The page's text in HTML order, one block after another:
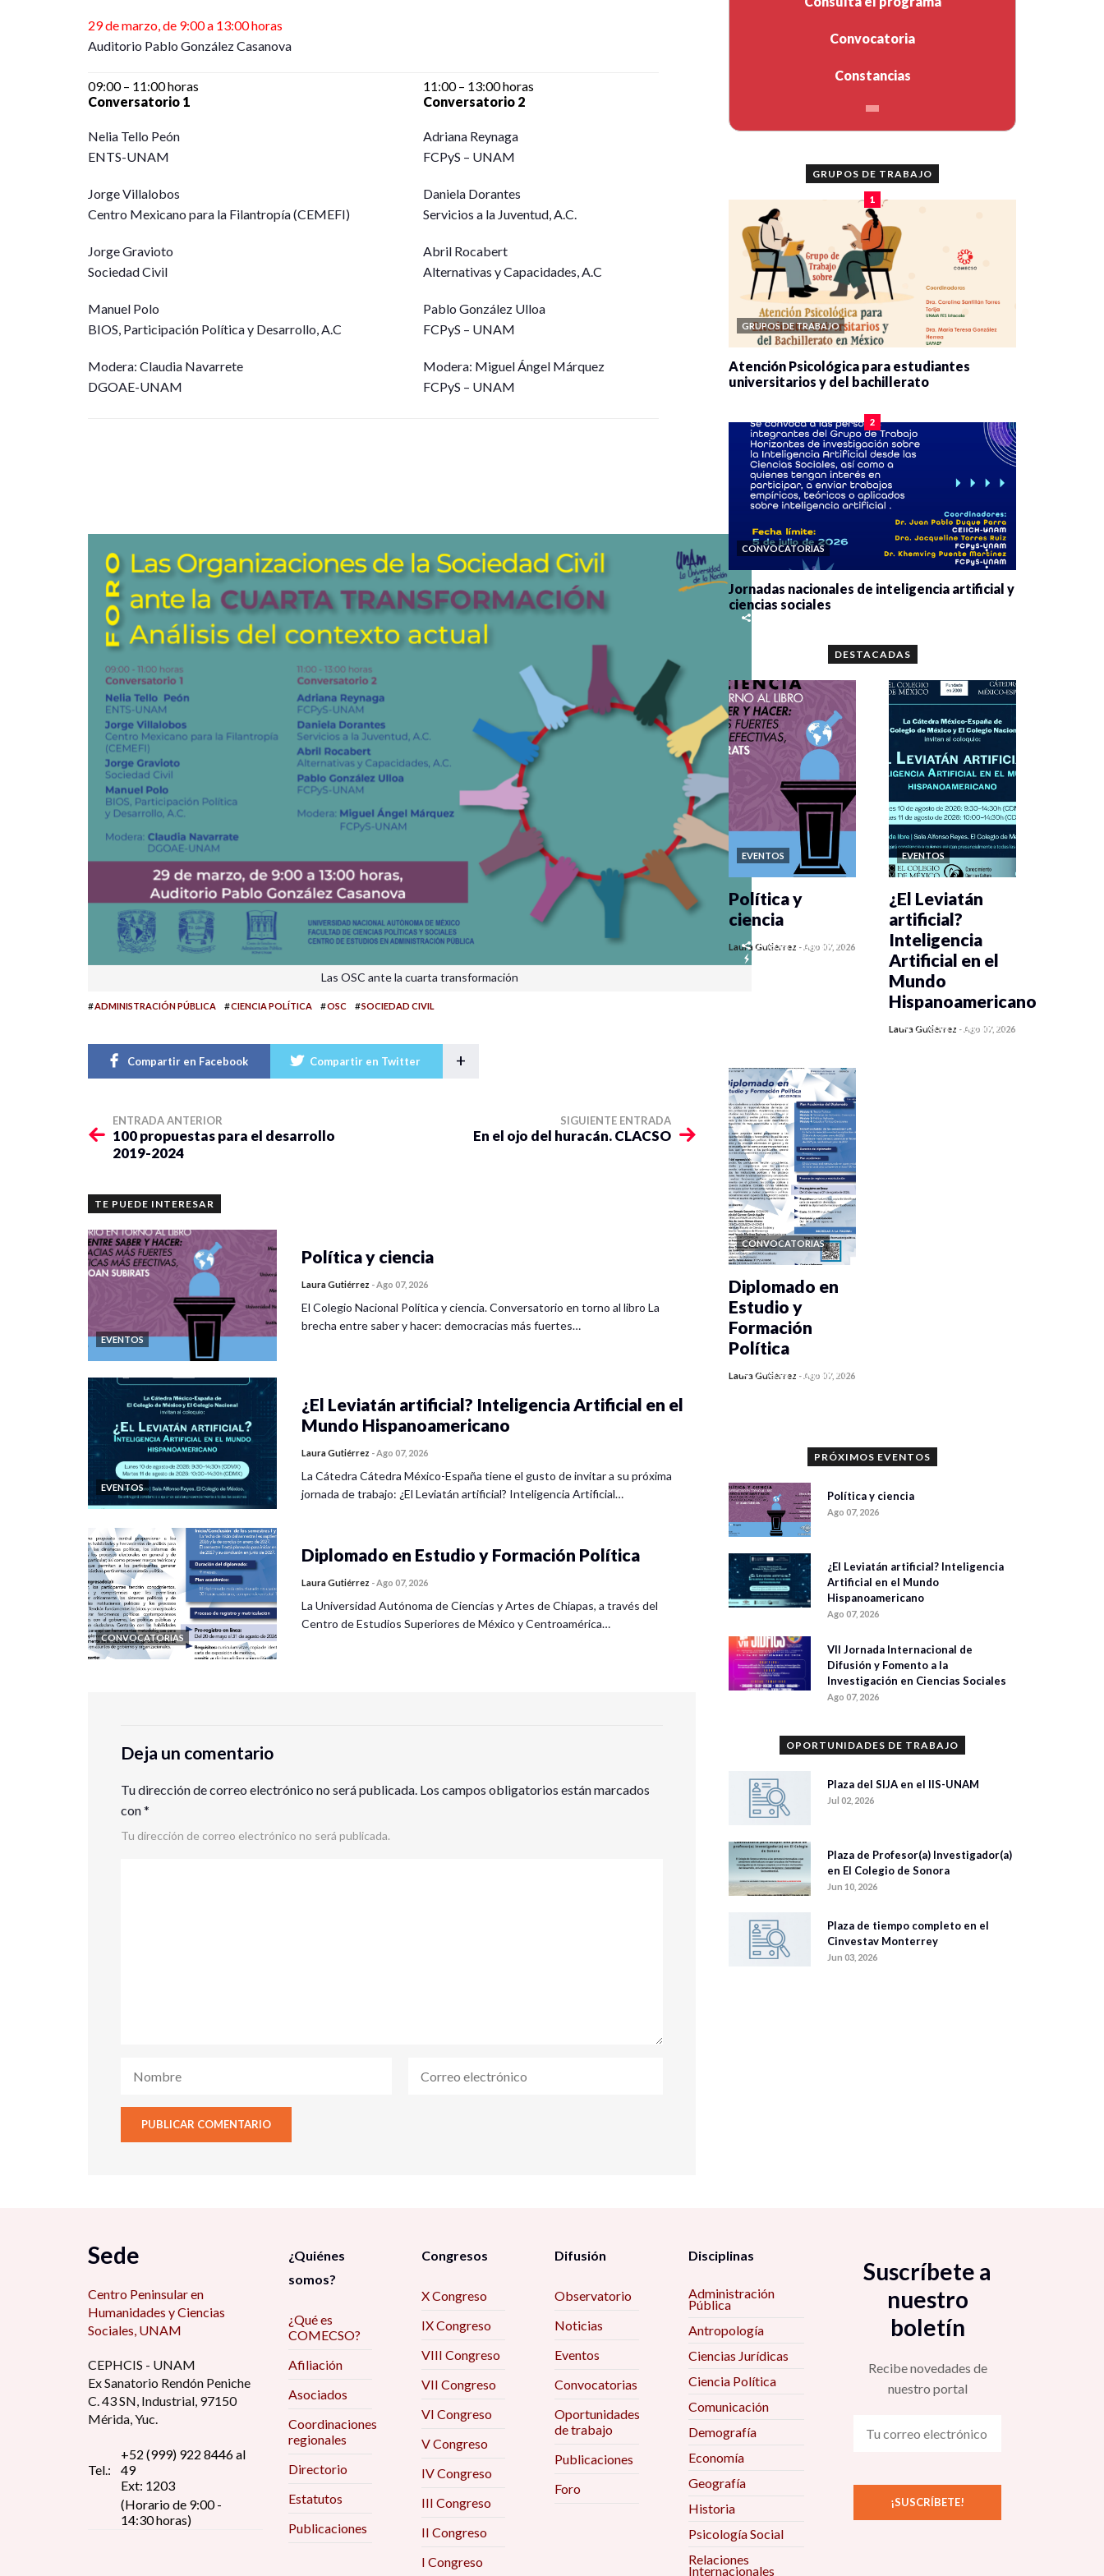
29 de marzo, de 9:00 a 13:00 horas
Auditorio Pablo González Casanova
09:00 – 11:00 horas
Conversatorio 1
Nelia Tello Peón
ENTS-UNAM
Jorge Villalobos
Centro Mexicano para la Filantropía (CEMEFI)
Jorge Gravioto
Sociedad Civil
Manuel Polo
BIOS, Participación Política y Desarrollo, A.C
Modera: Claudia Navarrete
DGOAE-UNAM
11:00 – 13:00 horas
Conversatorio 2
Adriana Reynaga
FCPyS – UNAM
Daniela Dorantes
Servicios a la Juventud, A.C.
Abril Rocabert
Alternativas y Capacidades, A.C
Pablo González Ulloa
FCPyS – UNAM
Modera: Miguel Ángel Márquez
FCPyS – UNAM
Las OSC ante la cuarta transformación
#ADMINISTRACIÓN PÚBLICA #CIENCIA POLÍTICA #OSC #SOCIEDAD CIVIL
Compartir en Facebook Compartir en Twitter +
ENTRADA ANTERIOR
100 propuestas para el desarrollo
2019-2024
SIGUIENTE ENTRADA
En el ojo del huracán. CLACSO
TE PUEDE INTERESAR
EVENTOS
Política y ciencia
Laura Gutiérrez -Ago 07, 2026
El Colegio Nacional Política y ciencia. Conversatorio en torno al libro La
brecha entre saber y hacer: democracias más fuertes…
EVENTOS
¿El Leviatán artificial? Inteligencia Artificial en el
Mundo Hispanoamericano
Laura Gutiérrez -Ago 07, 2026
La Cátedra Cátedra México-España tiene el gusto de invitar a su próxima
jornada de trabajo: ¿El Leviatán artificial? Inteligencia Artificial…
CONVOCATORIAS
Diplomado en Estudio y Formación Política
Laura Gutiérrez -Ago 07, 2026
La Universidad Autónoma de Ciencias y Artes de Chiapas, a través del
Centro de Estudios Superiores de México y Centroamérica…
Deja un comentario
Tu dirección de correo electrónico no será publicada. Los campos obligatorios están marcados
con*
Tu dirección de correo electrónico no será publicada.
Convocatoria
Constancias
GRUPOS DE TRABAJO
1
GRUPOS DE TRABAJO
Atención Psicológica para estudiantes
universitarios y del bachillerato
2
CONVOCATORIAS
Jornadas nacionales de inteligencia artificial y
ciencias sociales
DESTACADAS
EVENTOS
0 veces compartido
Política y
ciencia
Laura Gutiérrez -Ago 07, 2026
EVENTOS
0 veces compartido
¿El Leviatán
artificial?
Inteligencia
Artificial en el
Mundo
Hispanoamericano
Laura Gutiérrez -Ago 07, 2026
CONVOCATORIAS
0 veces compartido
Diplomado en
Estudio y
Formación
Política
Laura Gutiérrez -Ago 07, 2026
PRÓXIMOS EVENTOS
Política y ciencia
Ago 07, 2026
¿El Leviatán artificial? Inteligencia
Artificial en el Mundo
Hispanoamericano
Ago 07, 2026
VII Jornada Internacional de
Difusión y Fomento a la
Investigación en Ciencias Sociales
Ago 07, 2026
OPORTUNIDADES DE TRABAJO
Plaza del SIJA en el IIS-UNAM
Jul 02, 2026
Plaza de Profesor(a) Investigador(a)
en El Colegio de Sonora
Jun 10, 2026
Plaza de tiempo completo en el
Cinvestav Monterrey
Jun 03, 2026
Sede
Centro Peninsular en
Humanidades y Ciencias
Sociales, UNAM
CEPHCIS - UNAM
Ex Sanatorio Rendón Peniche
C. 43 SN, Industrial, 97150
Mérida, Yuc.
Tel.:
+52 (999) 922 8446 al
49
Ext: 1203
(Horario de 9:00 -
14:30 horas)
¿Quiénes
somos?
¿Qué es
COMECSO?
Afiliación
Asociados
Coordinaciones
regionales
Directorio
Estatutos
Publicaciones
Congresos
X Congreso
IX Congreso
VIII Congreso
VII Congreso
VI Congreso
V Congreso
IV Congreso
III Congreso
II Congreso
I Congreso
Difusión
Observatorio
Noticias
Eventos
Convocatorias
Oportunidades
de trabajo
Publicaciones
Foro
Disciplinas
Administración
Pública
Antropología
Ciencias Jurídicas
Ciencia Política
Comunicación
Demografía
Economía
Geografía
Historia
Psicología Social
Relaciones
Internacionales
Suscríbete a
nuestro
boletín
Recibe novedades de
nuestro portal